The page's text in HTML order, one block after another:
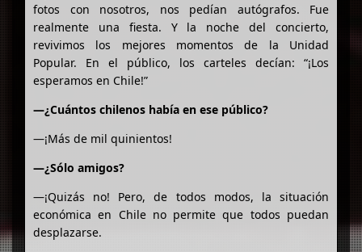
fotos con nosotros, nos pedían autógrafos. Fue
realmente una fiesta. Y la noche del concierto,
revivimos los mejores momentos de la Unidad
Popular. En el público, los carteles decían: “¡Los
esperamos en Chile!”
—¿Cuántos chilenos había en ese público?
—¡Más de mil quinientos!
—¿Sólo amigos?
—¡Quizás no! Pero, de todos modos, la situación
económica en Chile no permite que todos puedan
desplazarse.